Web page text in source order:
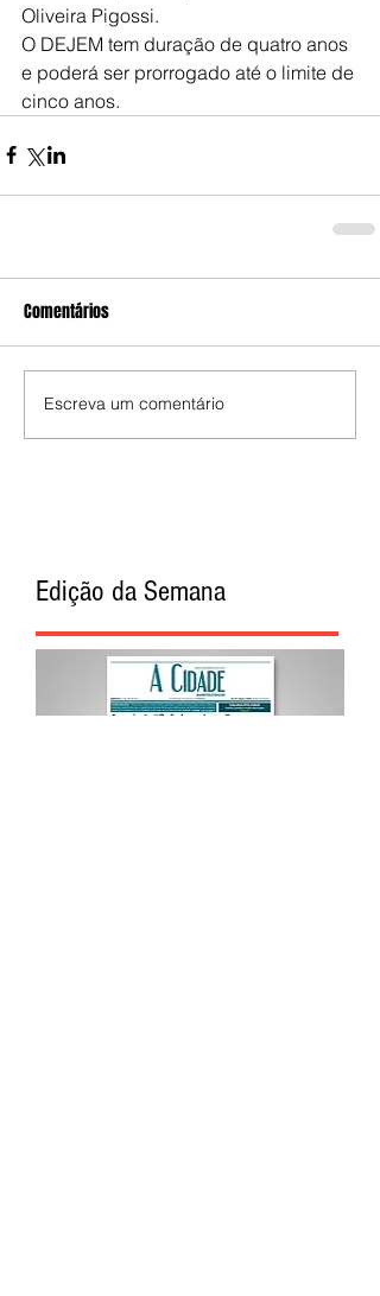
Oliveira Pigossi.
O DEJEM tem duração de quatro anos
e poderá ser prorrogado até o limite de
cinco anos.
Comentários
Escreva um comentário
Edição da Semana